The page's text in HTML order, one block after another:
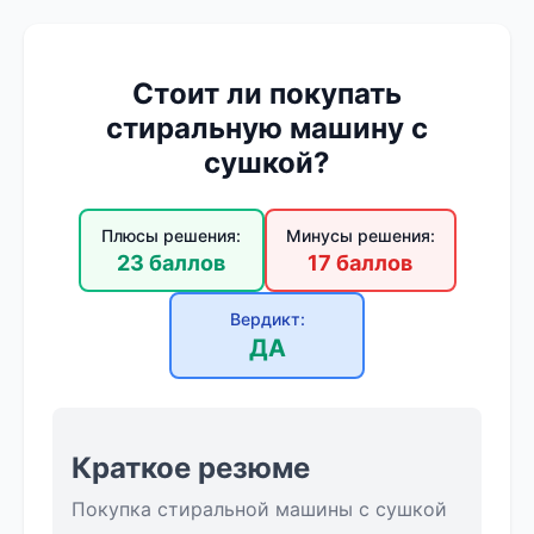
Стоит ли покупать
стиральную машину с
сушкой?
Плюсы решения:
23 баллов
Минусы решения:
17 баллов
Вердикт:
ДА
Краткое резюме
Покупка стиральной машины с сушкой